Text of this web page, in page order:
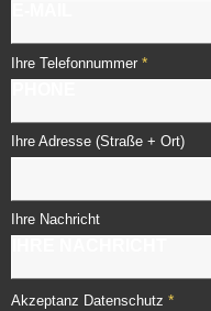
Ihre Telefonnummer *
Ihre Adresse (Straße + Ort)
Ihre Nachricht
Akzeptanz Datenschutz *